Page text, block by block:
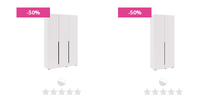
-50% -50%